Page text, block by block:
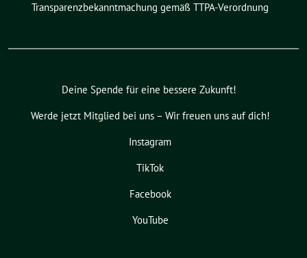
Transparenzbekanntmachung gemäß TTPA-Verordnung
Deine Spende für eine bessere Zukunft!
Werde jetzt Mitglied bei uns – Wir freuen uns auf dich!
Instagram
TikTok
Facebook
YouTube